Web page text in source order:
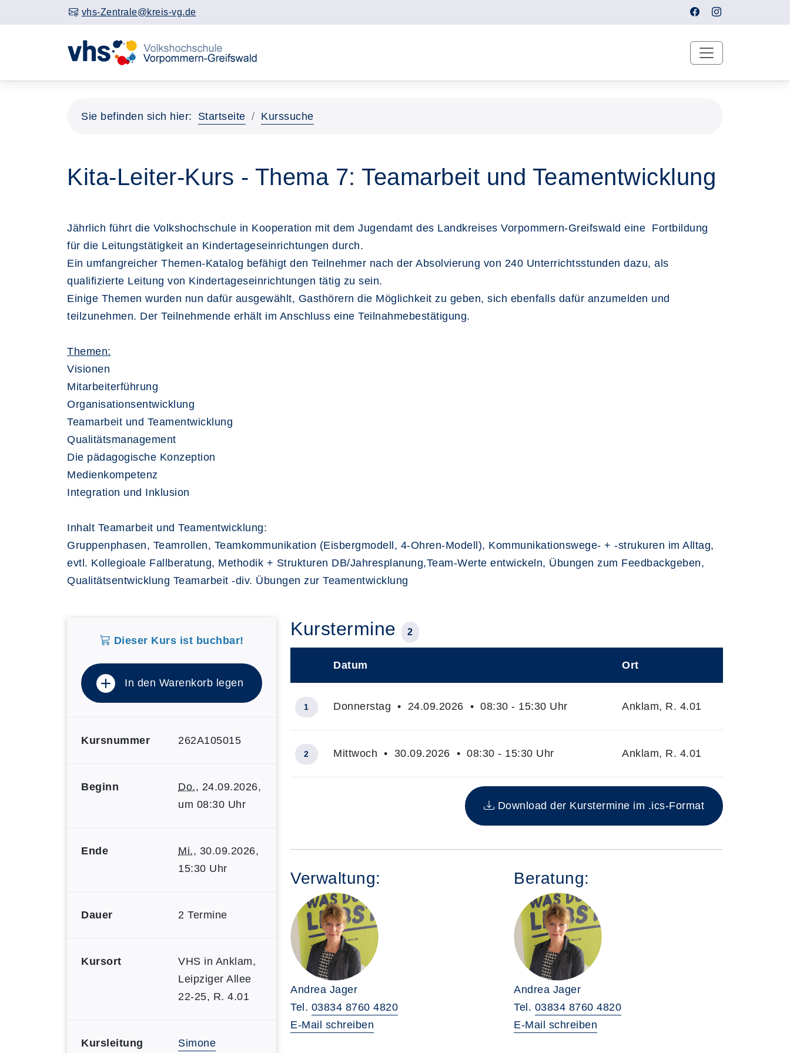
vhs-Zentrale@kreis-vg.de
Sie befinden sich hier: Startseite Kurssuche
Kita-Leiter-Kurs - Thema 7: Teamarbeit und Teamentwicklung
Jährlich führt die Volkshochschule in Kooperation mit dem Jugendamt des Landkreises Vorpommern-Greifswald eine Fortbildung
für die Leitungstätigkeit an Kindertageseinrichtungen durch.
Ein umfangreicher Themen-Katalog befähigt den Teilnehmer nach der Absolvierung von 240 Unterrichtsstunden dazu, als
qualifizierte Leitung von Kindertageseinrichtungen tätig zu sein.
Einige Themen wurden nun dafür ausgewählt, Gasthörern die Möglichkeit zu geben, sich ebenfalls dafür anzumelden und
teilzunehmen. Der Teilnehmende erhält im Anschluss eine Teilnahmebestätigung.
Themen:
Visionen
Mitarbeiterführung
Organisationsentwicklung
Teamarbeit und Teamentwicklung
Qualitätsmanagement
Die pädagogische Konzeption
Medienkompetenz
Integration und Inklusion
Inhalt Teamarbeit und Teamentwicklung:
Gruppenphasen, Teamrollen, Teamkommunikation (Eisbergmodell, 4-Ohren-Modell), Kommunikationswege- + -strukuren im Alltag,
evtl. Kollegioale Fallberatung, Methodik + Strukturen DB/Jahresplanung,Team-Werte entwickeln, Übungen zum Feedbackgeben,
Qualitätsentwicklung Teamarbeit -div. Übungen zur Teamentwicklung
Dieser Kurs ist buchbar!
In den Warenkorb legen
Kursnummer 262A105015
Beginn Do., 24.09.2026,
um 08:30 Uhr
Ende Mi., 30.09.2026,
15:30 Uhr
Dauer 2 Termine
Kursort
VHS in Anklam,
Leipziger Allee
22-25, R. 4.01
Kursleitung Simone
Kurstermine 2
Insgesamt gibt es 2 Termine zum diesen Kurs
Datum Ort
1 Donnerstag • 24.09.2026 • 08:30 - 15:30 Uhr Anklam, R. 4.01
2 Mittwoch • 30.09.2026 • 08:30 - 15:30 Uhr Anklam, R. 4.01
Download der Kurstermine im .ics-Format
Verwaltung:
Andrea Jager
Tel. 03834 8760 4820
E-Mail schreiben
Beratung:
Andrea Jager
Tel. 03834 8760 4820
E-Mail schreiben